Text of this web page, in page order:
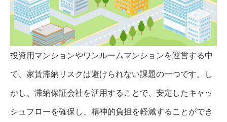
投資用マンションやワンルームマンションを運営する中
で、家賃滞納リスクは避けられない課題の一つです。し
かし、滞納保証会社を活用することで、安定したキャッ
シュフローを確保し、精神的負担を軽減することができ